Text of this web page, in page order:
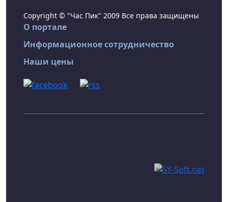
Copyright © "Час Пик" 2009 Все права защищены
О портале
Информационное сотрудничество
Наши цены